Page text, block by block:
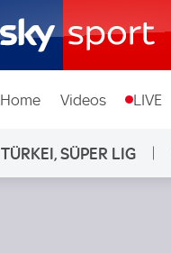
Home Videos LIVE
TÜRKEI, SÜPER LIG